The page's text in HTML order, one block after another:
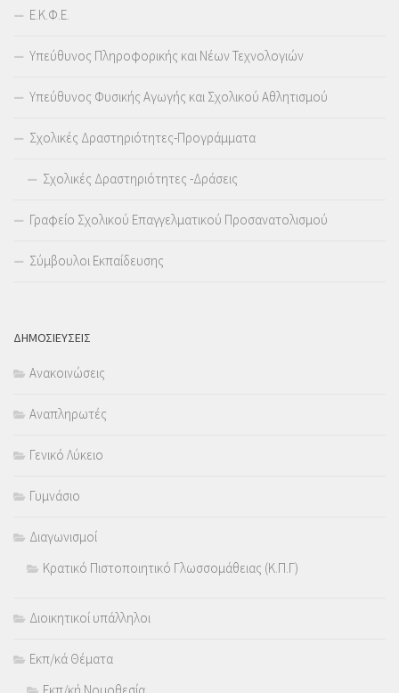
Ε.Κ.Φ.Ε.
Υπεύθυνος Πληροφορικής και Νέων Τεχνολογιών
Υπεύθυνος Φυσικής Αγωγής και Σχολικού Αθλητισμού
Σχολικές Δραστηριότητες-Προγράμματα
Σχολικές Δραστηριότητες -Δράσεις
Γραφείο Σχολικού Επαγγελματικού Προσανατολισμού
Σύμβουλοι Εκπαίδευσης
ΔΗΜΟΣΙΕΥΣΕΙΣ
Ανακοινώσεις
Αναπληρωτές
Γενικό Λύκειο
Γυμνάσιο
Διαγωνισμοί
Κρατικό Πιστοποιητικό Γλωσσομάθειας (Κ.Π.Γ)
Διοικητικοί υπάλληλοι
Εκπ/κά Θέματα